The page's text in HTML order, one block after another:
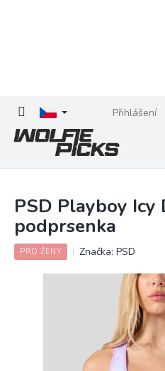
Přihlášení
PSD Playboy Icy
podprsenka
PRO ŽENY Značka: PSD